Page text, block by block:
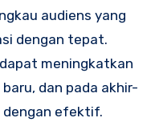
audiens yang
dengan tepat.
meningkatkan
dan pada akhir-
dengan efektif.